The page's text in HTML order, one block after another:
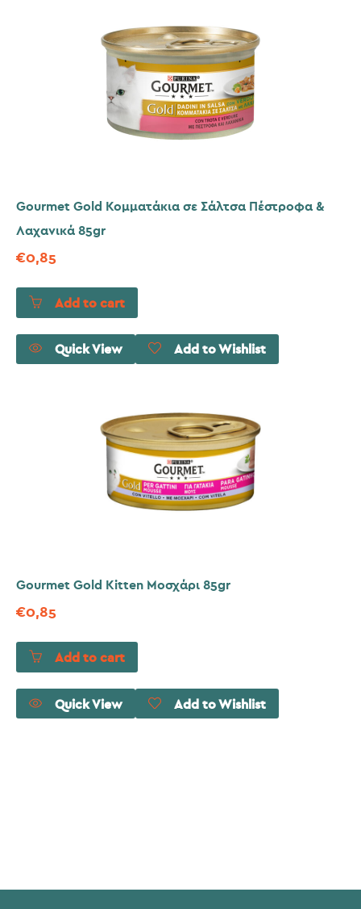
Gourmet Gold Κομματάκια σε Σάλτσα Πέστροφα &
Λαχανικά 85gr
€0,85
Add to cart
Quick View Add to Wishlist
Gourmet Gold Kitten Μοσχάρι 85gr
€0,85
Add to cart
Quick View Add to Wishlist